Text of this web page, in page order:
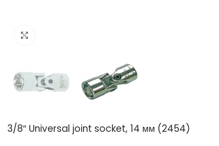
3/8″ Universal joint socket, 14 мм (2454)